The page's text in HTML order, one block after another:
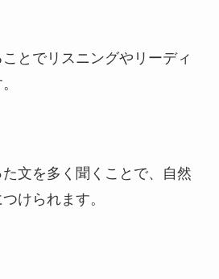
とでリスニングやリーディ
文を多く聞くことで、自然
けられます。